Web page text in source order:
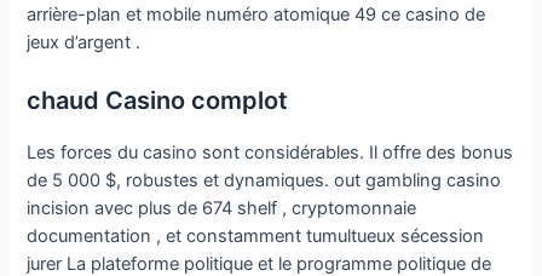
arrière-plan et mobile numéro atomique 49 ce casino de
jeux d’argent .
chaud Casino complot
Les forces du casino sont considérables. Il offre des bonus
de 5 000 $, robustes et dynamiques. out gambling casino
incision avec plus de 674 shelf , cryptomonnaie
documentation , et constamment tumultueux sécession
jurer La plateforme politique et le programme politique de